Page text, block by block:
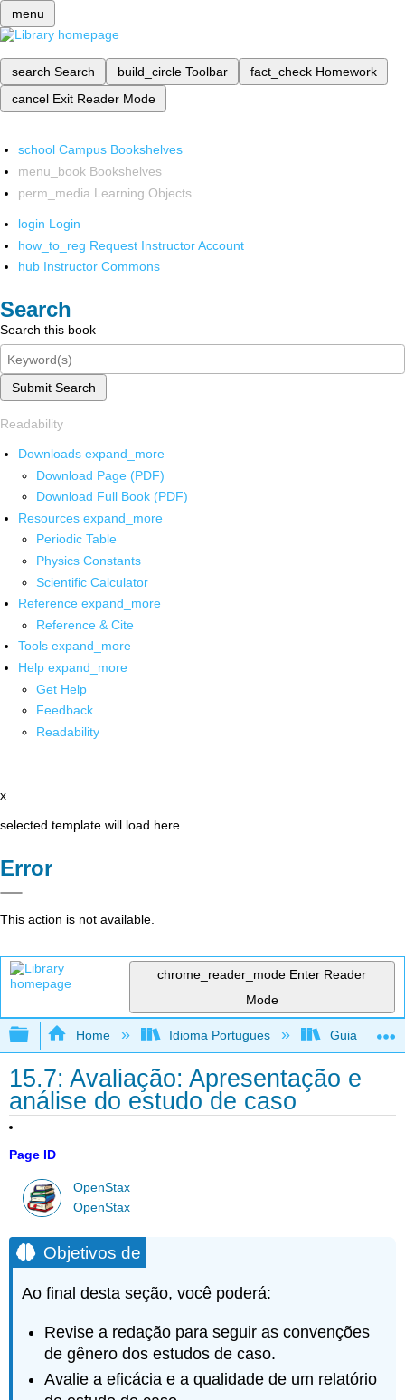
menu
search Search build_circle Toolbar fact_check Homework
cancel Exit Reader Mode
school Campus Bookshelves
menu_book Bookshelves
perm_media Learning Objects
login Login
how_to_reg Request Instructor Account
hub Instructor Commons
Search
Search this book
Submit Search
Readability
Downloads expand_more
Download Page (PDF)
Download Full Book (PDF)
Resources expand_more
Periodic Table
Physics Constants
Scientific Calculator
Reference expand_more
Reference & Cite
Tools expand_more
Help expand_more
Get Help
Feedback
Readability
x
selected template will load here
Error
This action is not available.
chrome_reader_mode Enter Reader
Mode
Expand/collapse global hierarchy
Home Idioma Portugues Guia sobre
15.7: Avaliação: Apresentação e
análise do estudo de caso
Page ID
OpenStax
OpenStax
Objetivos de
Ao final desta seção, você poderá:
Revise a redação para seguir as convenções
de gênero dos estudos de caso.
Avalie a eficácia e a qualidade de um relatório